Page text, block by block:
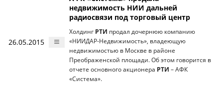
26.05.2015
недвижимость НИИ дальней
радиосвязи под торговый центр
Холдинг РТИ продал дочернюю компанию
«НИИДАР-Недвижимость», владеющую
недвижимостью в Москве в районе
Преображенской площади. Об этом говорится в
отчете основного акционера РТИ – АФК
«Система».